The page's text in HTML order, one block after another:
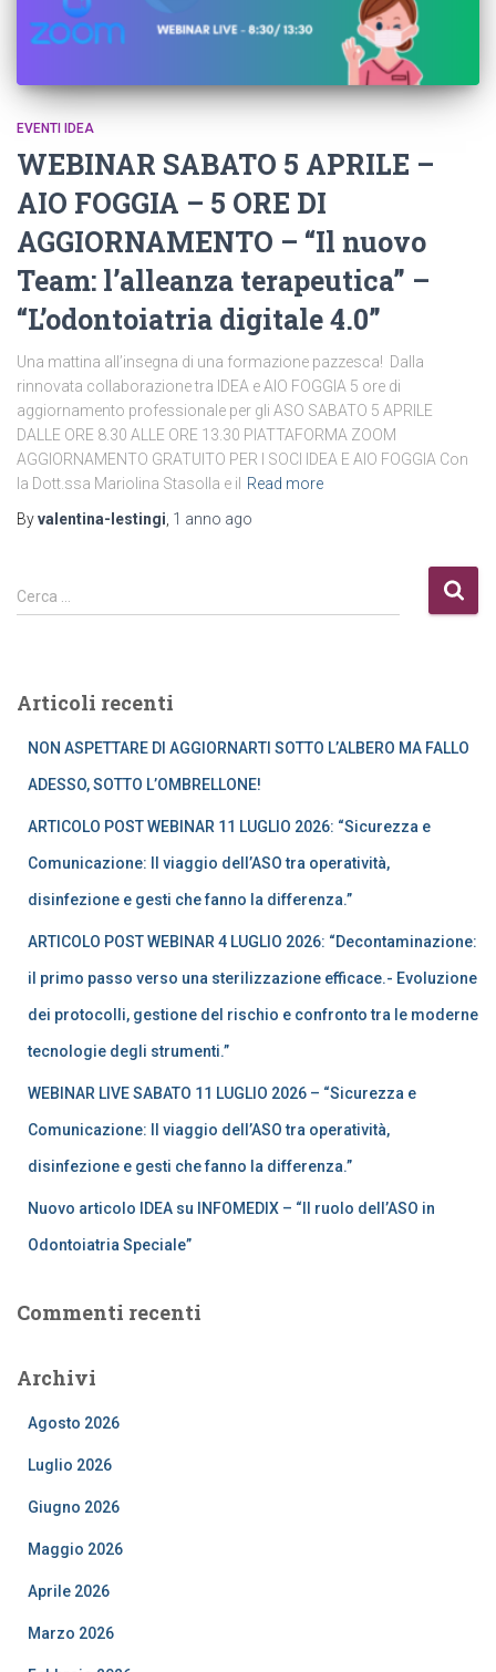
EVENTI IDEA
WEBINAR SABATO 5 APRILE –
AIO FOGGIA – 5 ORE DI
AGGIORNAMENTO – “Il nuovo
Team: l’alleanza terapeutica” –
“L’odontoiatria digitale 4.0”
Una mattina all’insegna di una formazione pazzesca! Dalla
rinnovata collaborazione tra IDEA e AIO FOGGIA 5 ore di
aggiornamento professionale per gli ASO SABATO 5 APRILE
DALLE ORE 8.30 ALLE ORE 13.30 PIATTAFORMA ZOOM
AGGIORNAMENTO GRATUITO PER I SOCI IDEA E AIO FOGGIA Con
la Dott.ssa Mariolina Stasolla e il
Read more
Byvalentina-lestingi 1 anno ago
R
i
c
Cerca …
Articoli recenti
NON ASPETTARE DI AGGIORNARTI SOTTO L’ALBERO MA FALLO
ADESSO, SOTTO L’OMBRELLONE!
ARTICOLO POST WEBINAR 11 LUGLIO 2026: “Sicurezza e
Comunicazione: Il viaggio dell’ASO tra operatività,
disinfezione e gesti che fanno la differenza.”
ARTICOLO POST WEBINAR 4 LUGLIO 2026: “Decontaminazione:
il primo passo verso una sterilizzazione efficace.- Evoluzione
dei protocolli, gestione del rischio e confronto tra le moderne
tecnologie degli strumenti.”
WEBINAR LIVE SABATO 11 LUGLIO 2026 – “Sicurezza e
Comunicazione: Il viaggio dell’ASO tra operatività,
disinfezione e gesti che fanno la differenza.”
Nuovo articolo IDEA su INFOMEDIX – “Il ruolo dell’ASO in
Odontoiatria Speciale”
Commenti recenti
Archivi
Agosto 2026
Luglio 2026
Giugno 2026
Maggio 2026
Aprile 2026
Marzo 2026